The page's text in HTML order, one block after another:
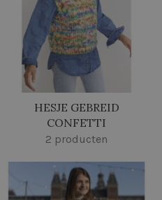
HESJE GEBREID
CONFETTI
2 producten